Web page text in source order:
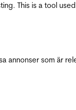
This is a tool
som är